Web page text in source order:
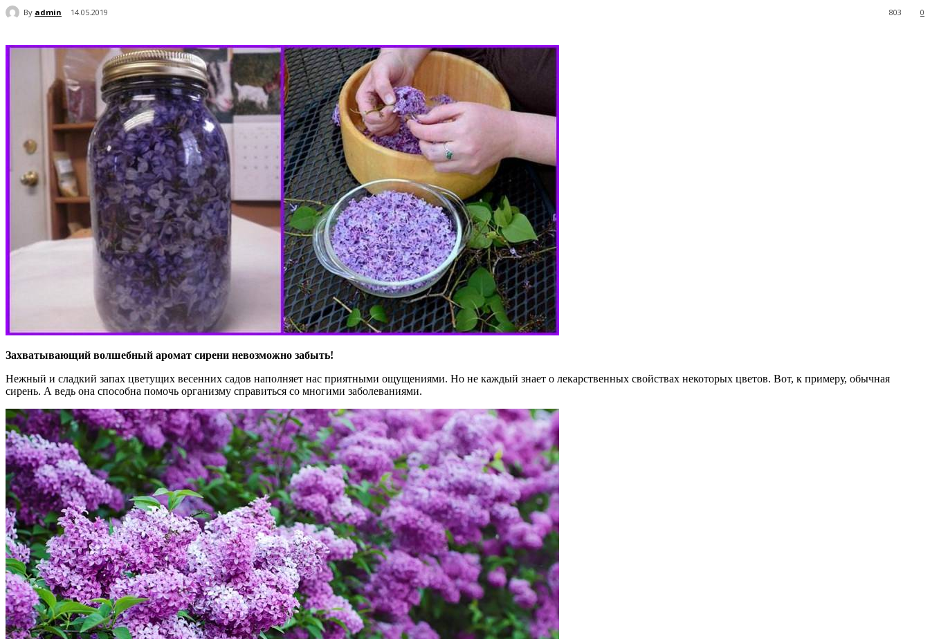
By admin 14.05.2019 0
803
Захватывающий волшебный аромат сирени невозможно забыть!
Нежный и сладкий запах цветущих весенних садов наполняет нас приятными ощущениями. Но не каждый знает о лекарственных свойствах некоторых цветов. Вот, к примеру, обычная
сирень. А ведь она способна помочь организму справиться со многими заболеваниями.